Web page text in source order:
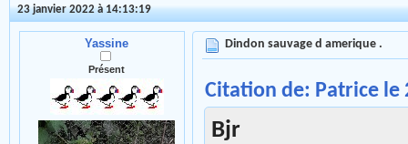
23 janvier 2022 à 14:13:19
Yassine
Présent
Dindon sauvage d amerique .
Citation de: Patrice le
Bjr